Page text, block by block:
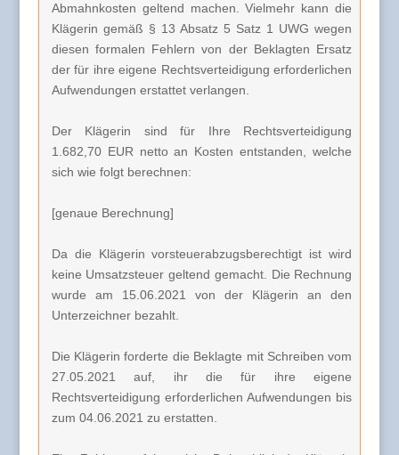
Abmahnkosten geltend machen. Vielmehr kann die
Klägerin gemäß § 13 Absatz 5 Satz 1 UWG wegen
diesen formalen Fehlern von der Beklagten Ersatz
der für ihre eigene Rechtsverteidigung erforderlichen
Aufwendungen erstattet verlangen.
Der Klägerin sind für Ihre Rechtsverteidigung
1.682,70 EUR netto an Kosten entstanden, welche
sich wie folgt berechnen:
[genaue Berechnung]
Da die Klägerin vorsteuerabzugsberechtigt ist wird
keine Umsatzsteuer geltend gemacht. Die Rechnung
wurde am 15.06.2021 von der Klägerin an den
Unterzeichner bezahlt.
Die Klägerin forderte die Beklagte mit Schreiben vom
27.05.2021 auf, ihr die für ihre eigene
Rechtsverteidigung erforderlichen Aufwendungen bis
zum 04.06.2021 zu erstatten.